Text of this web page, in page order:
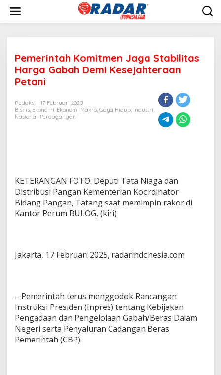
w
Pemerintah Komitmen Jaga Stabilitas
Harga Gabah Demi Kesejahteraan
Petani
Redaksi
17 Februari 2025
Bisnis, Ekonomi, Ekonomi Makro, Gaya Hidup, Industri,
Nasional, Perdagangan
KETERANGAN FOTO: Deputi Tata Niaga dan
Distribusi Pangan Kementerian Koordinator
Bidang Pangan, Tatang saat memimpin rakor di
Kantor Perum BULOG, (kiri)
Jakarta, 17 Februari 2025, radarindonesia.com
– Pemerintah terus menggodok Rancangan
Instruksi Presiden (Inpres) tentang Kebijakan
Pengadaan dan Pengelolaan Gabah/Beras Dalam
Negeri serta Penyaluran Cadangan Beras
Pemerintah (CBP).